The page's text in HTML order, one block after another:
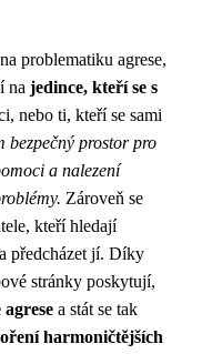
problematiku agrese,
na jedince, kteří se s
nebo ti, kteří se sami
bezpečný prostor pro
a nalezení
Zároveň se
kteří hledají
předcházet jí. Díky
stránky poskytují,
a stát se tak
harmoničtějších